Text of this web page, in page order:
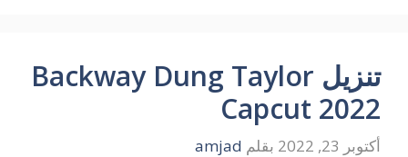
تنزيل Backway Dung Taylor
Capcut 2022
أكتوبر 23, 2022 بقلم amjad